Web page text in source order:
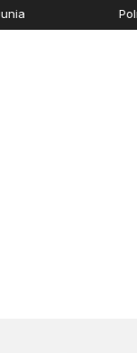
Polres Sampang: